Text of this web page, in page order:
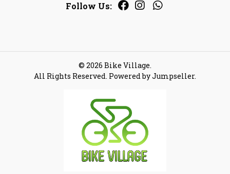
Follow Us:
© 2026 Bike Village.
All Rights Reserved. Powered by Jumpseller.